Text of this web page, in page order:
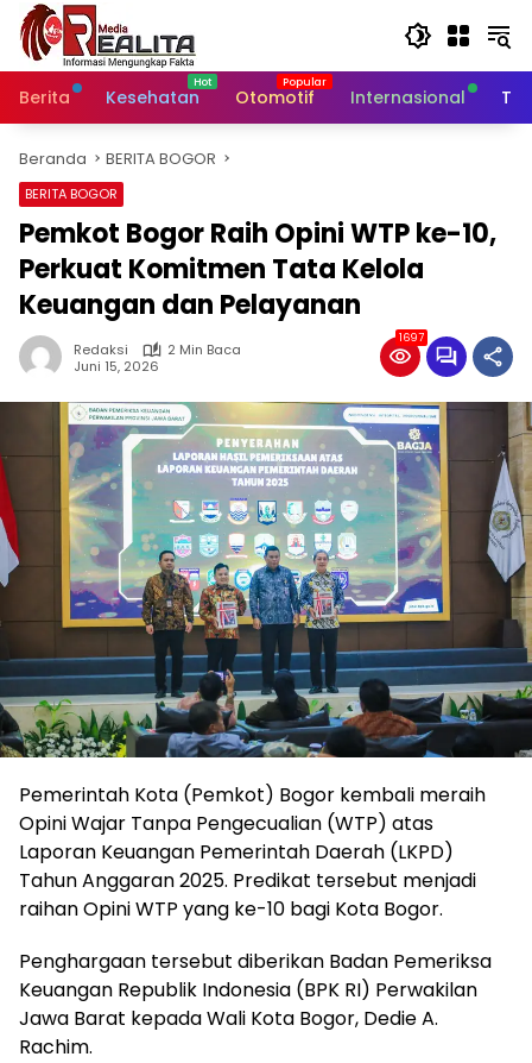
Langsung
konten
Berita
Kesehatan Otomotif Internasional
Beranda BERITA BOGOR
BERITA BOGOR
Pemkot Bogor Raih Opini WTP ke-10,
Perkuat Komitmen Tata Kelola
Keuangan dan Pelayanan
Redaksi
2 Min Baca
Juni 15, 2026
1697
Pemerintah Kota (Pemkot) Bogor kembali meraih
Opini Wajar Tanpa Pengecualian (WTP) atas
Laporan Keuangan Pemerintah Daerah (LKPD)
Tahun Anggaran 2025. Predikat tersebut menjadi
raihan Opini WTP yang ke-10 bagi Kota Bogor.
Penghargaan tersebut diberikan Badan Pemeriksa
Keuangan Republik Indonesia (BPK RI) Perwakilan
Jawa Barat kepada Wali Kota Bogor, Dedie A.
Rachim.